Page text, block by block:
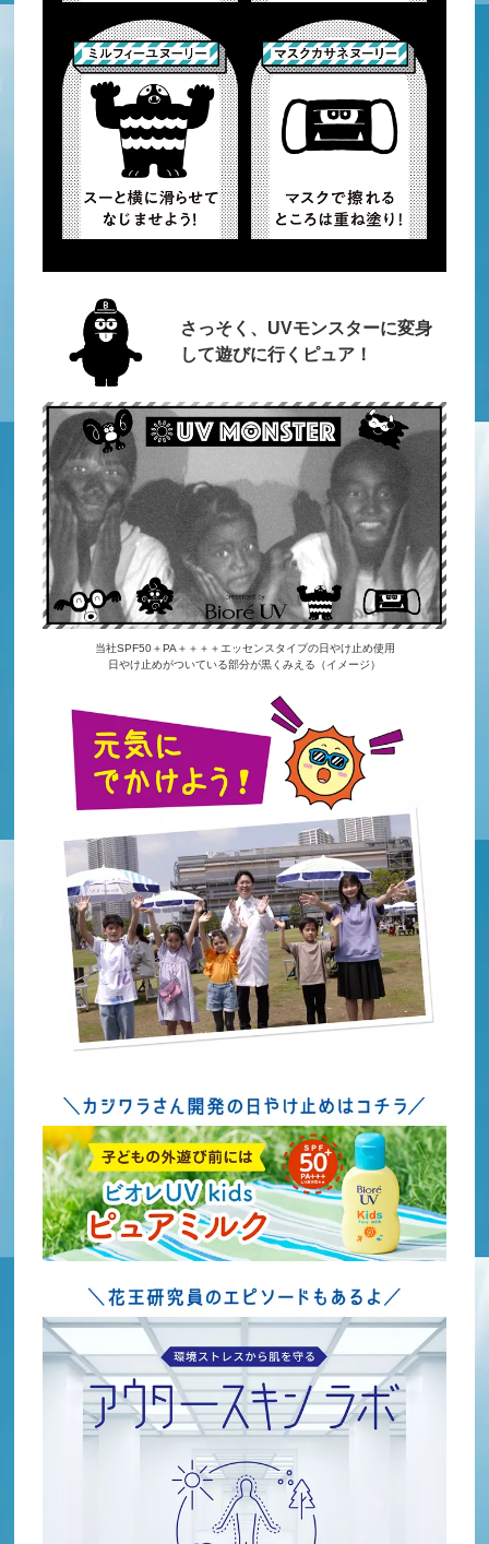
さっそく、UVモンスターに変身
して遊びに行くピュア！
当社SPF50＋PA＋＋＋＋エッセンスタイプの日やけ止め使用
日やけ止めがついている部分が黒くみえる（イメージ）